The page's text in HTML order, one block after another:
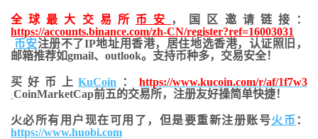
全球最大交易所 币安
，国区邀请链接：
https://accounts.binance.com/zh-CN/register?ref=16003031
币安注册不了IP地址用香港，居住地选香港，认证照旧，
邮箱推荐如gmail、outlook。支持币种多，交易安全！
买好币上KuCoin ：https://www.kucoin.com/r/af/1f7w3
CoinMarketCap前五的交易所，注册友好操简单快捷！
火必所有用户现在可用了，但是要重新注册账号火币 ：
https://www.huobi.com